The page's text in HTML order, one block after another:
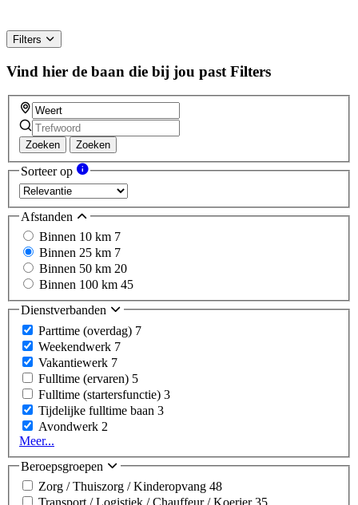
Filters
Vind hier de baan die bij jou past Filters
Zoeken Zoeken
Sorteer op
Afstanden
Binnen 10 km 7
Binnen 25 km 7
Binnen 50 km 20
Binnen 100 km 45
Dienstverbanden
Parttime (overdag) 7
Weekendwerk 7
Vakantiewerk 7
Fulltime (ervaren) 5
Fulltime (startersfunctie) 3
Tijdelijke fulltime baan 3
Avondwerk 2
Meer...
Beroepsgroepen
Zorg / Thuiszorg / Kinderopvang 48